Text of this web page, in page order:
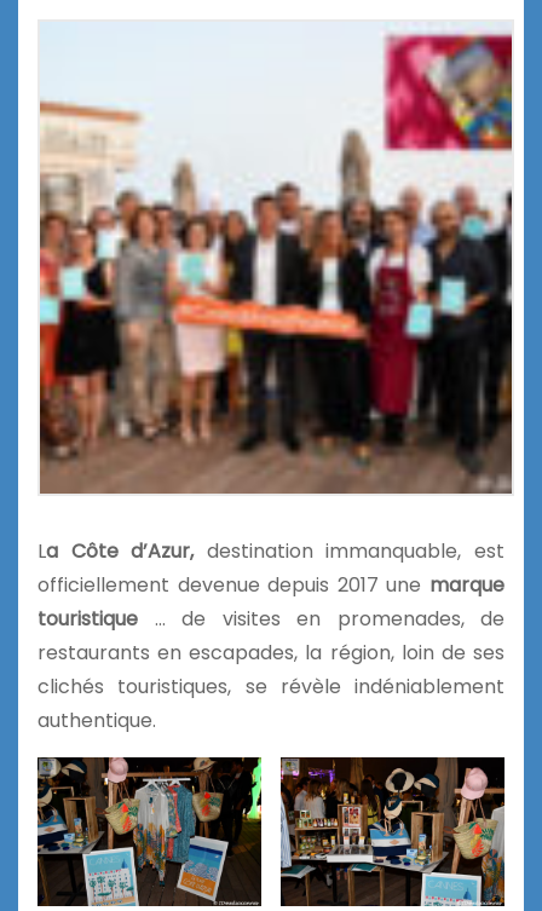
La Côte d’Azur, destination immanquable, est
officiellement devenue depuis 2017 une marque
touristique … de visites en promenades, de
restaurants en escapades, la région, loin de ses
clichés touristiques, se révèle indéniablement
authentique.